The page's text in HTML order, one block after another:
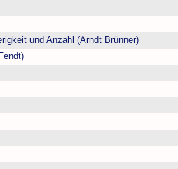
und Anzahl (Arndt Brünner)